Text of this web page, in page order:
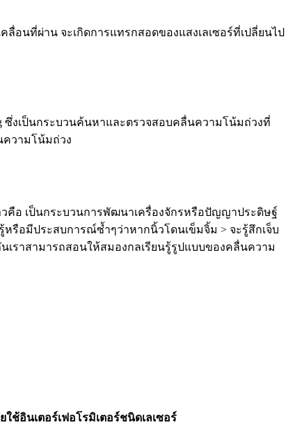
นที่ผ่าน จะเกิดการแทรกสอดของแสงเลเซอร์ที่เปลี่ยนไป
ซึ่งเป็นกระบวนค้นหาและตรวจสอบคลื่นความโน้มถ่วงที่
ความโน้มถ่วง
วคือ เป็นกระบวนการพัฒนาเครื่องจักรหรือปัญญาประดิษฐ์
หรือมีประสบการณ์ซ้ำๆว่าหากนิ้วโดนเข็มจิ้ม > จะรู้สึกเจ็บ
เราสามารถสอนให้สมองกลเรียนรู้รูปแบบของคลื่นความ
ช้อินเตอร์เฟอโรมิเตอร์ชนิดเลเซอร์